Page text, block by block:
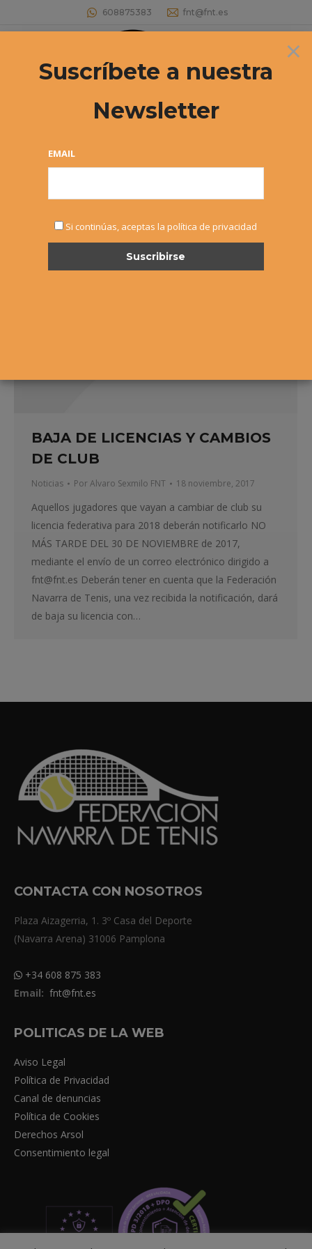
608875383 fnt@fnt.es
Buscar:
Archivos diarios:18 noviembre, 2017
BAJA DE LICENCIAS Y CAMBIOS
DE CLUB
Noticias PorAlvaro Sexmilo FNT 18 noviembre, 2017
Aquellos jugadores que vayan a cambiar de club su
licencia federativa para 2018 deberán notificarlo NO
MÁS TARDE DEL 30 DE NOVIEMBRE de 2017,
mediante el envío de un correo electrónico dirigido a
fnt@fnt.es Deberán tener en cuenta que la Federación
Navarra de Tenis, una vez recibida la notificación, dará
de baja su licencia con…
CONTACTA CON NOSOTROS
Plaza Aizagerria, 1. 3º Casa del Deporte
(Navarra Arena) 31006 Pamplona
+34 608 875 383
Email: fnt@fnt.es
POLITICAS DE LA WEB
Aviso Legal
Política de Privacidad
Canal de denuncias
Política de Cookies
Derechos Arsol
Consentimiento legal
×
Suscríbete a nuestra
Newsletter
EMAIL
Si continúas, aceptas la política de privacidad